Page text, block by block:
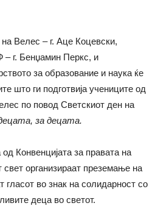
Велес – г. Аце Коцевски,
г. Бенџамин Перкс, и
за образование и наука ќе
што ги подготвија учениците од
по повод Светскиот ден на
за децата.
Конвенцијата за правата на
организираат преземање на
гласот во знак на солидарност со
деца во светот.